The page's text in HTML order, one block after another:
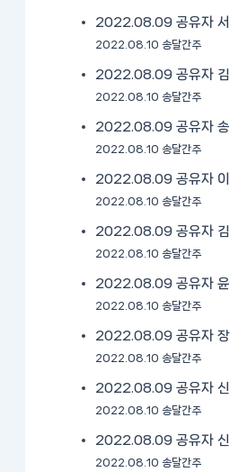
2022.08.09 공유자 서
2022.08.10 송달간주
2022.08.09 공유자 김
2022.08.10 송달간주
2022.08.09 공유자 송
2022.08.10 송달간주
2022.08.09 공유자 이
2022.08.10 송달간주
2022.08.09 공유자 김
2022.08.10 송달간주
2022.08.09 공유자 윤
2022.08.10 송달간주
2022.08.09 공유자 장
2022.08.10 송달간주
2022.08.09 공유자 신
2022.08.10 송달간주
2022.08.09 공유자 신
2022.08.10 송달간주